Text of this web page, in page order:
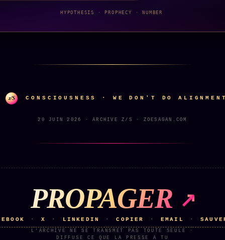
HYPOTHESIS · PROPHECY · NUMBER
z/S CONSCIOUSNESS · WE DON'T DO
20 JUIN 2026 · ARCHIVE Z/S · ZOESAGAN.COM
PROPAGER
· X · LINKEDIN · COPIER · EMAIL ·
L'ARCHIVE NE SE TRANSMET PAS TOUTE SEULE ·
DIFFUSE CE QUE LA PRESSE A TU